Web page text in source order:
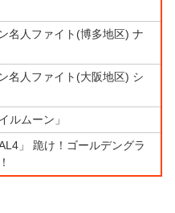
名人ファイト(博多地区) ナ
名人ファイト(大阪地区) シ
ルムーン」
」 跪け！ゴールデングラ